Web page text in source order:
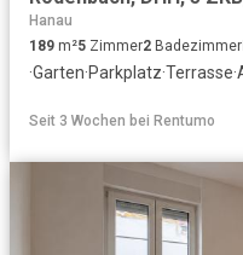
Hanau
189 m²5 Zimmer2 Badezimmer
·Garten·Parkplatz·Terrasse·
Seit 3 Wochen bei Rentumo